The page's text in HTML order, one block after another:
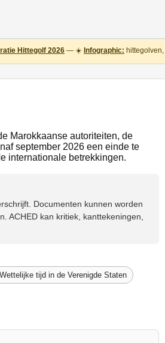
Hittegolf 2026 — ☀️ Infographic:
Marokkaanse autoriteiten, de
september 2026 een einde te
internationale betrekkingen.
Documenten kunnen worden
ACHED kan kritiek, kanttekeningen,
Wettelijke tijd in de Verenigde Staten